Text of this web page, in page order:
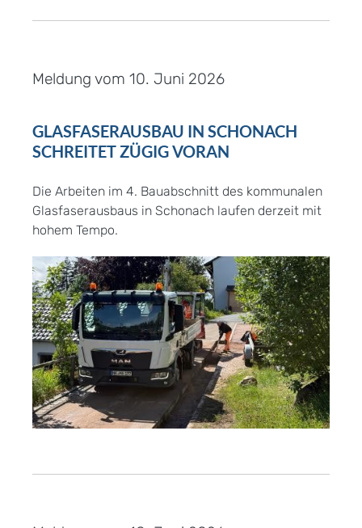
Meldung vom 10. Juni 2026
GLASFASERAUSBAU IN SCHONACH
SCHREITET ZÜGIG VORAN
Die Arbeiten im 4. Bauabschnitt des kommunalen
Glasfaserausbaus in Schonach laufen derzeit mit
hohem Tempo.